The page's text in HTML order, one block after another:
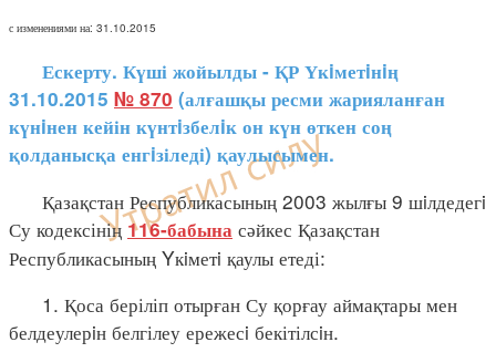
с изменениями на: 31.10.2015
Ескерту. Күші жойылды - ҚР Үкiметiнiң
31.10.2015 № 870 (алғашқы ресми жарияланған
күнiнен кейін күнтiзбелiк он күн өткен соң
қолданысқа енгiзіледі) қаулысымен.
Қазақстан Республикасының 2003 жылғы 9 шiлдедегi
Су кодексінің 116-бабына сәйкес Қазақстан
Республикасының Yкiметi қаулы етеді:
1. Қоса беріліп отырған Су қорғау аймақтары мен
белдеулерiн белгілеу ережесi бекітілсiн.